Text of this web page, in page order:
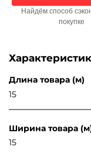
Найдём способ
покупке
Длина товара (м)
15
Ширина товара
15